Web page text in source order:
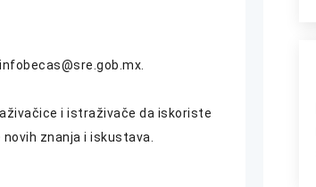
i istraživače da iskoriste
znanja i iskustava.